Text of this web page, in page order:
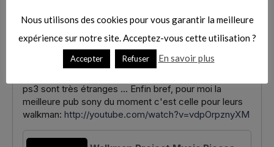
Nous utilisons des cookies pour vous garantir la meilleure
expérience sur notre site. Acceptez-vous cette utilisation ?
Accepter Refuser En savoir plus